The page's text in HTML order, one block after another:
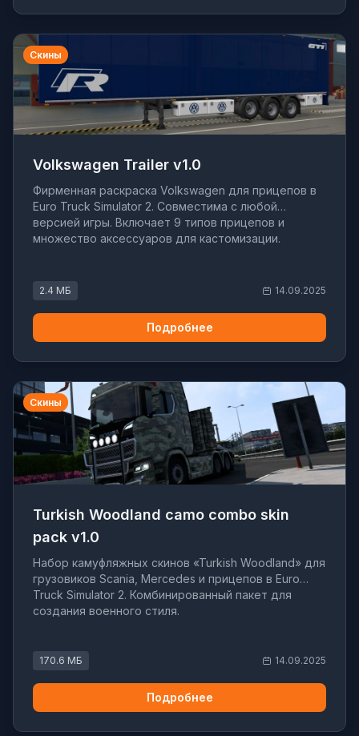
Скины
Volkswagen Trailer v1.0
Фирменная раскраска Volkswagen для прицепов в
Euro Truck Simulator 2. Совместима с любой
версией игры. Включает 9 типов прицепов и
множество аксессуаров для кастомизации.
2.4 МБ 14.09.2025
Подробнее
Скины
Turkish Woodland camo combo skin
pack v1.0
Набор камуфляжных скинов «Turkish Woodland» для
грузовиков Scania, Mercedes и прицепов в Euro
Truck Simulator 2. Комбинированный пакет для
создания военного стиля.
170.6 МБ 14.09.2025
Подробнее